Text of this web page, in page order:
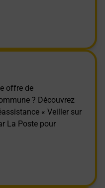
offre de
? Découvrez
« Veiller sur
La Poste pour